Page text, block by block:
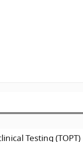
Testing